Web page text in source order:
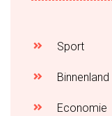
Sport
Binnenland
Economie